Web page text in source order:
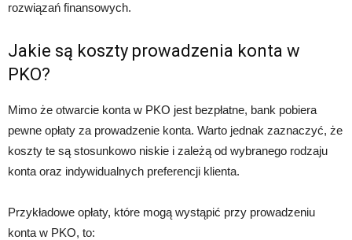
rozwiązań finansowych.
Jakie są koszty prowadzenia konta w
PKO?
Mimo że otwarcie konta w PKO jest bezpłatne, bank pobiera
pewne opłaty za prowadzenie konta. Warto jednak zaznaczyć, że
koszty te są stosunkowo niskie i zależą od wybranego rodzaju
konta oraz indywidualnych preferencji klienta.
Przykładowe opłaty, które mogą wystąpić przy prowadzeniu
konta w PKO, to: